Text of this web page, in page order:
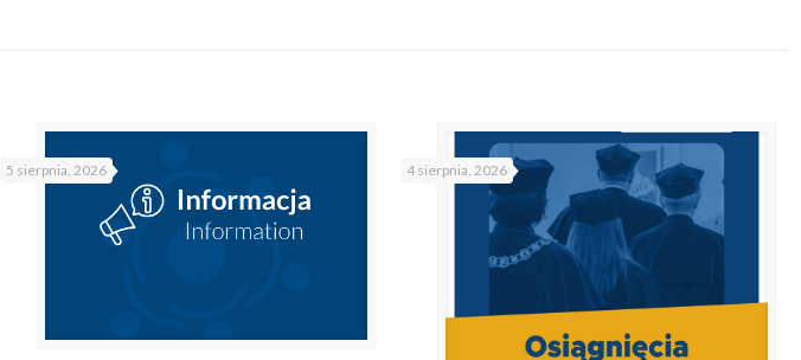
5 sierpnia, 2026 4 sierpnia, 2026